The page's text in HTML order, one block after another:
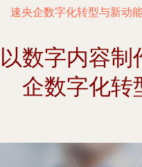
速央企数字化转型与新动
以数字内容
企数字化转